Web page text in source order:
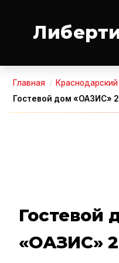
Главная /
Гостевой дом «ОАЗИС»
Гостевой
«ОАЗИС»